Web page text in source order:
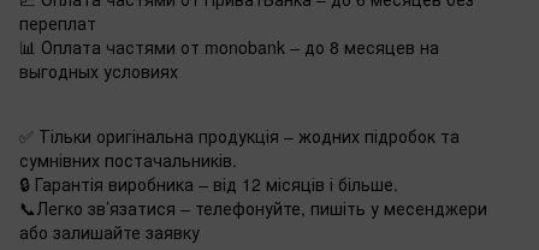
переплат
📊 Оплата частями от monobank – до 8 месяцев на
выгодных условиях
✅ Тільки оригінальна продукція – жодних підробок та
сумнівних постачальників.
🔒 Гарантія виробника – від 12 місяців і більше.
📞Легко зв’язатися – телефонуйте, пишіть у месенджери
або залишайте заявку